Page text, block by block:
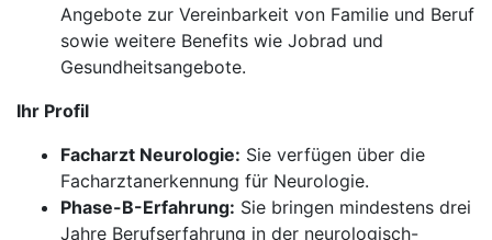
Angebote zur Vereinbarkeit von Familie und Beruf
sowie weitere Benefits wie Jobrad und
Gesundheitsangebote.
Ihr Profil
Facharzt Neurologie: Sie verfügen über die
Facharztanerkennung für Neurologie.
Phase-B-Erfahrung: Sie bringen mindestens drei
Jahre Berufserfahrung in der neurologisch-